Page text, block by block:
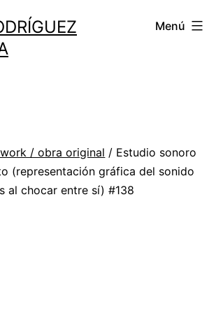
Menú
/ obra original / Estudio sonoro
(representación gráfica del sonido
al chocar entre sí) #138